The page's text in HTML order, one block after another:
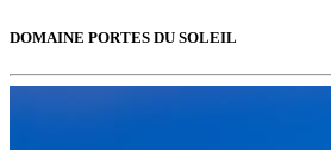
DOMAINE PORTES DU SOLEIL